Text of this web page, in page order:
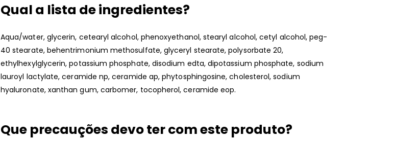
Qual a lista de ingredientes?
Aqua/water, glycerin, cetearyl alcohol, phenoxyethanol, stearyl alcohol, cetyl alcohol, peg-
40 stearate, behentrimonium methosulfate, glyceryl stearate, polysorbate 20,
ethylhexylglycerin, potassium phosphate, disodium edta, dipotassium phosphate, sodium
lauroyl lactylate, ceramide np, ceramide ap, phytosphingosine, cholesterol, sodium
hyaluronate, xanthan gum, carbomer, tocopherol, ceramide eop.
Que precauções devo ter com este produto?